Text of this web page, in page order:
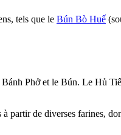
tels que le Bún Bò Huế
Phở et le Bún. Le Hủ
partir de diverses farines,